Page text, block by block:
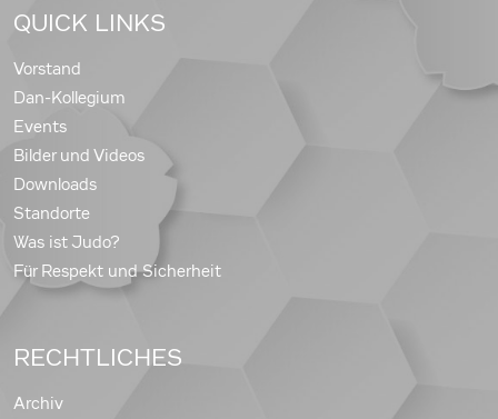
QUICK LINKS
Vorstand
Dan-Kollegium
Events
Bilder und Videos
Downloads
Standorte
Was ist Judo?
Für Respekt und Sicherheit
RECHTLICHES
Archiv